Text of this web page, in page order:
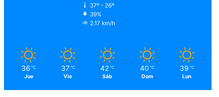
37º - 26º
39%
2.17 km/h
36 ℃
Jue
37 ℃
Vie
42 ℃
Sáb
40 ℃
Dom
39 ℃
Lun